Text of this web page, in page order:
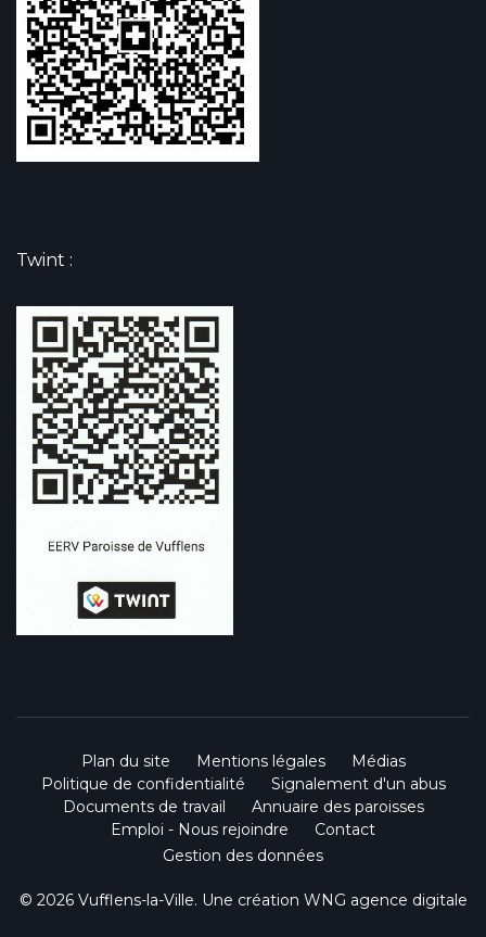
Twint :
Plan du site Mentions légales
Médias
Politique de confidentialité
Signalement d'un abus
Documents de travail
Annuaire des paroisses
Emploi - Nous rejoindre
Contact
Gestion des données
© 2026 Vufflens-la-Ville. Une création WNG agence digitale